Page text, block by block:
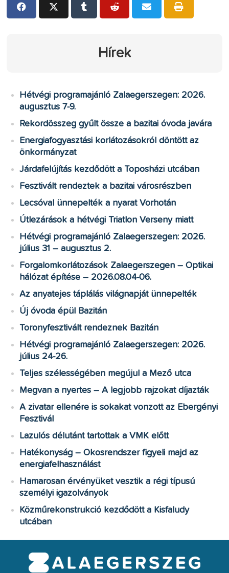
Hírek
Hétvégi programajánló Zalaegerszegen: 2026.
augusztus 7-9.
Rekordösszeg gyűlt össze a bazitai óvoda javára
Energiafogyasztási korlátozásokról döntött az
önkormányzat
Járdafelújítás kezdődött a Toposházi utcában
Fesztivált rendeztek a bazitai városrészben
Lecsóval ünnepelték a nyarat Vorhotán
Útlezárások a hétvégi Triatlon Verseny miatt
Hétvégi programajánló Zalaegerszegen: 2026.
július 31 – augusztus 2.
Forgalomkorlátozások Zalaegerszegen – Optikai
hálózat építése – 2026.08.04-06.
Az anyatejes táplálás világnapját ünnepelték
Új óvoda épül Bazitán
Toronyfesztivált rendeznek Bazitán
Hétvégi programajánló Zalaegerszegen: 2026.
július 24-26.
Teljes szélességében megújul a Mező utca
Megvan a nyertes – A legjobb rajzokat díjazták
A zivatar ellenére is sokakat vonzott az Ebergényi
Fesztivál
Lazulós délutánt tartottak a VMK előtt
Hatékonyság – Okosrendszer figyeli majd az
energiafelhasználást
Hamarosan érvényüket vesztik a régi típusú
személyi igazolványok
Közműrekonstrukció kezdődött a Kisfaludy
utcában